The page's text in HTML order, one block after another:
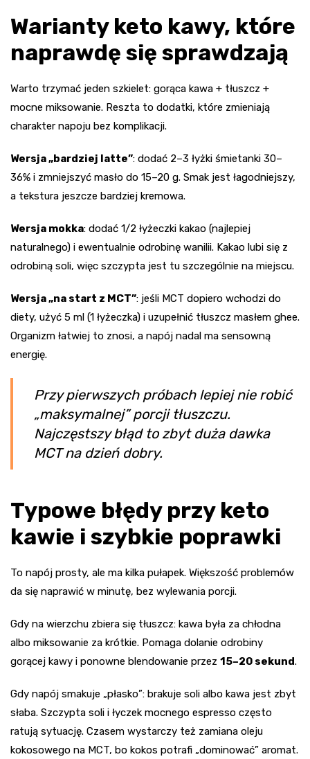
Warianty keto kawy, które
naprawdę się sprawdzają
Warto trzymać jeden szkielet: gorąca kawa + tłuszcz +
mocne miksowanie. Reszta to dodatki, które zmieniają
charakter napoju bez komplikacji.
Wersja „bardziej latte”: dodać 2–3 łyżki śmietanki 30–
36% i zmniejszyć masło do 15–20 g. Smak jest łagodniejszy,
a tekstura jeszcze bardziej kremowa.
Wersja mokka: dodać 1/2 łyżeczki kakao (najlepiej
naturalnego) i ewentualnie odrobinę wanilii. Kakao lubi się z
odrobiną soli, więc szczypta jest tu szczególnie na miejscu.
Wersja „na start z MCT”: jeśli MCT dopiero wchodzi do
diety, użyć 5 ml (1 łyżeczka) i uzupełnić tłuszcz masłem ghee.
Organizm łatwiej to znosi, a napój nadal ma sensowną
energię.
Przy pierwszych próbach lepiej nie robić
„maksymalnej” porcji tłuszczu.
Najczęstszy błąd to zbyt duża dawka
MCT na dzień dobry.
Typowe błędy przy keto
kawie i szybkie poprawki
To napój prosty, ale ma kilka pułapek. Większość problemów
da się naprawić w minutę, bez wylewania porcji.
Gdy na wierzchu zbiera się tłuszcz: kawa była za chłodna
albo miksowanie za krótkie. Pomaga dolanie odrobiny
gorącej kawy i ponowne blendowanie przez 15–20 sekund.
Gdy napój smakuje „płasko”: brakuje soli albo kawa jest zbyt
słaba. Szczypta soli i łyczek mocnego espresso często
ratują sytuację. Czasem wystarczy też zamiana oleju
kokosowego na MCT, bo kokos potrafi „dominować” aromat.